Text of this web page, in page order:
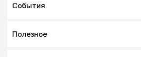
События
Полезное